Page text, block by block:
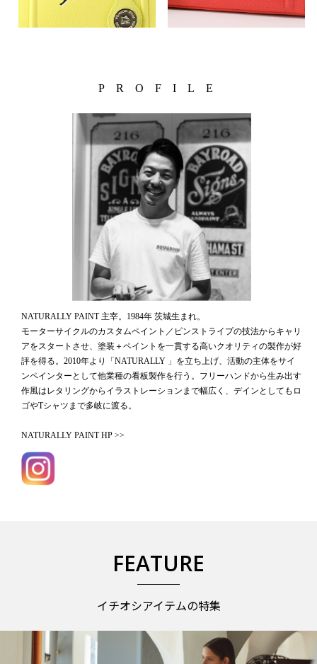
PROFILE
NATURALLY PAINT 主宰。1984年 茨城生まれ。
モーターサイクルのカスタムペイント／ピンストライプの技法からキャリ
アをスタートさせ、塗装＋ペイントを一貫する高いクオリティの製作が好
評を得る。2010年より「NATURALLY 」を立ち上げ、活動の主体をサイ
ンペインターとして他業種の看板製作を行う。フリーハンドから生み出す
作風はレタリングからイラストレーションまで幅広く、デインとしてもロ
ゴやTシャツまで多岐に渡る。
NATURALLY PAINT HP >>
FEATURE
イチオシアイテムの特集